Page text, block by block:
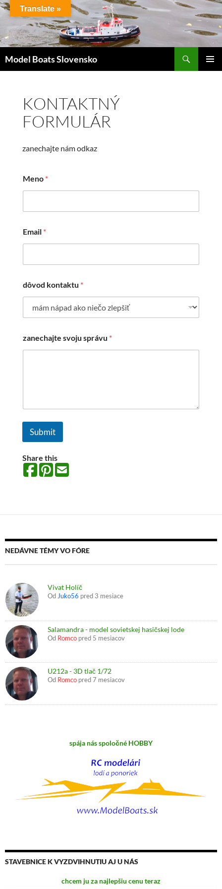
Preskočiť
obsah
Model Boats Slovensko
KONTAKTNÝ
FORMULÁR
zanechajte nám odkaz
Meno *
Email *
dôvod kontaktu *
zanechajte svoju správu *
Submit
Share this
NEDÁVNE TÉMY VO FÓRE
Vivat Holíč
OdJuko56 pred 3 mesiace
Salamandra - model sovietskej hasičskej lode
Od Romco pred 5 mesiacov
U212a - 3D tlač 1/72
Od Romco pred 7 mesiacov
spája nás spoločné HOBBY
STAVEBNICE K VYZDVIHNUTIU AJ U NÁS
chcem ju za najlepšiu cenu teraz
Translate »